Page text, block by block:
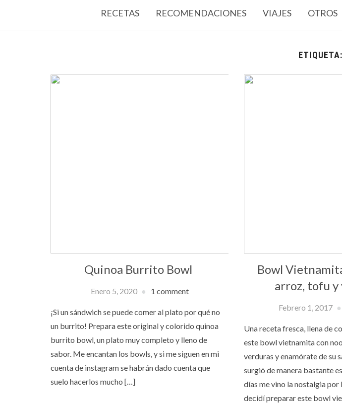
RECETAS RECOMENDACIONES VIAJES OTROS
ETIQUETA:
Quinoa Burrito Bowl
Enero 5, 2020 1 comment
¡Si un sándwich se puede comer al plato por qué no
un burrito! Prepara este original y colorido quinoa
burrito bowl, un plato muy completo y lleno de
sabor. Me encantan los bowls, y si me siguen en mi
cuenta de instagram se habrán dado cuenta que
suelo hacerlos mucho […]
Bowl
arroz, tofu y
Febrero 1, 2017
Una receta fresca, llena de
este bowl vietnamita con
verduras y enamórate de su
surgió de manera bastante
días me vino la nostalgia
decidí preparar este bowl